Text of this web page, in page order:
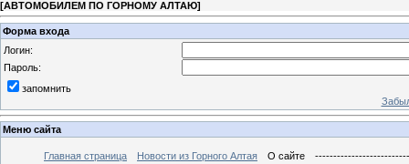
[АВТОМОБИЛЕМ ПО ГОРНОМУ АЛТАЮ]
Форма входа
Логин:
Пароль:
запомнить
Меню сайта
Главная страница Новости из Горного Алтая О сайте